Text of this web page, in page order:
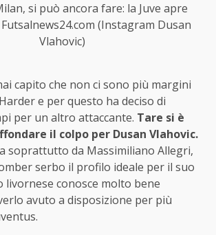
si può ancora fare: la Juve apre
(Instagram Dusan
Vlahovic)
capito che non ci sono più margini
e per questo ha deciso di
per un altro attaccante. Tare si è
il colpo per Dusan Vlahovic.
soprattutto da Massimiliano Allegri,
serbo il profilo ideale per il suo
livornese conosce molto bene
avuto a disposizione per più